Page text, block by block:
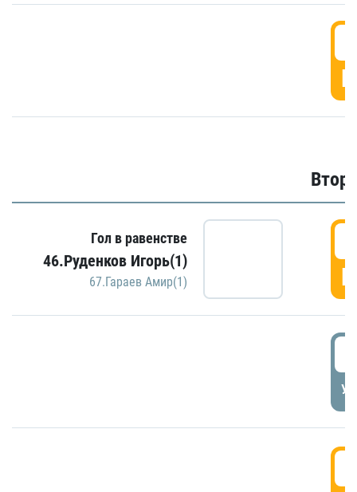
Гол в равенстве
46.Руденков Игорь(1)
67.Гараев Амир(1)